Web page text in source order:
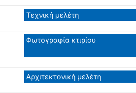
Τεχνική μελέτη
Φωτογραφία κτιρίου
Αρχιτεκτονική μελέτη